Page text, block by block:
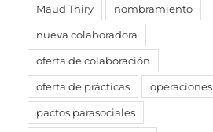
Maud Thiry nombramiento
nueva colaboradora
oferta de colaboración
oferta de prácticas operaciones
pactos parasociales